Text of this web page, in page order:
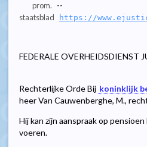
prom.
--
staatsblad
https://
FEDERALE OVERHEIDSDIENST
Rechterlijke Orde Bij koninklijk
heer Van Cauwenberghe, M.,
Hij kan zijn aanspraak op
voeren.